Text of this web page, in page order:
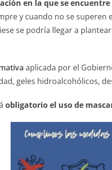
en la que se
y cuando no se
se podría llegar a
aplicada por el
geles hidroalcohólicos,
obligatorio el uso de